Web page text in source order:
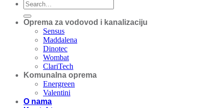
Oprema za vodovod i kanalizaciju
Sensus
Maddalena
Dinotec
Wombat
ClariTech
Komunalna oprema
Energreen
Valentini
O nama